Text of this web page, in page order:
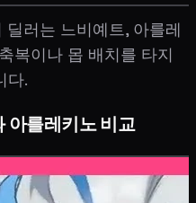
러는 느비예트, 아를레
복이나 몹 배치를 타지
다.
아를레키노 비교